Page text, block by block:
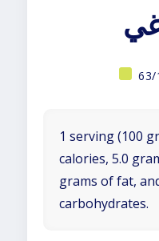
63/
1 serving (100
calories, 5.0
grams of fat,
carbohydrates.